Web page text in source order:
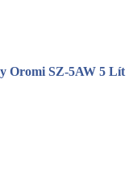
Oromi SZ-5AW 5 Lít